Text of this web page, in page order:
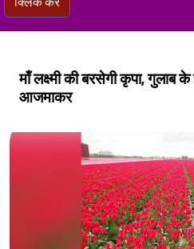
माँ लक्ष्मी की बरसेगी कृपा, गुलाब
आजमाकर